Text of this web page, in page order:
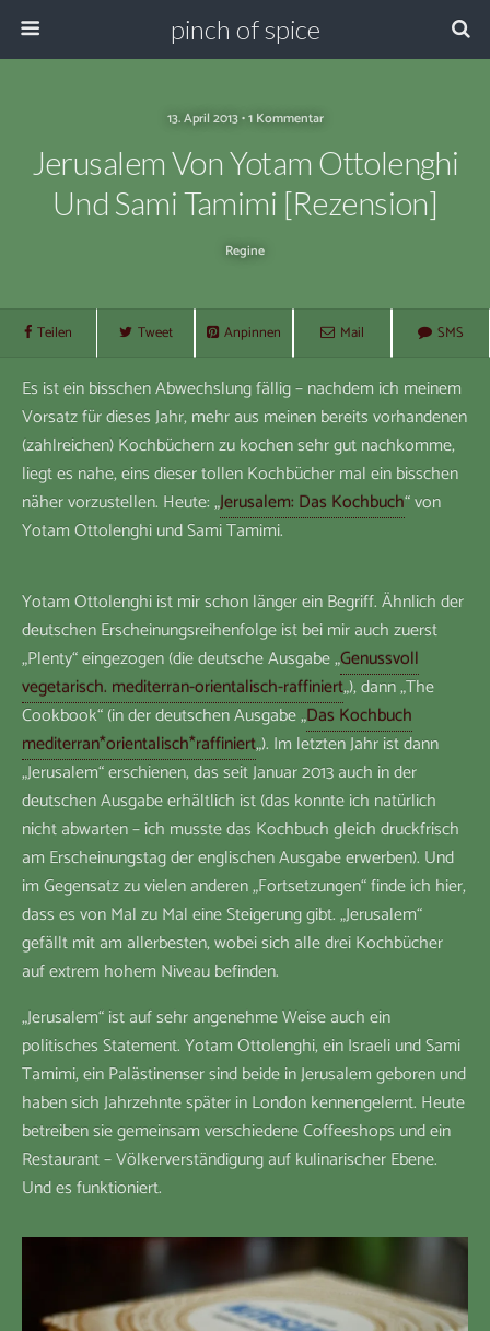
pinch of spice
13. April 2013 • 1 Kommentar
Jerusalem Von Yotam Ottolenghi
Und Sami Tamimi [Rezension]
Regine
Teilen Tweet Anpinnen Mail SMS
Es ist ein bisschen Abwechslung fällig – nachdem ich meinem
Vorsatz für dieses Jahr, mehr aus meinen bereits vorhandenen
(zahlreichen) Kochbüchern zu kochen sehr gut nachkomme,
liegt es nahe, eins dieser tollen Kochbücher mal ein bisschen
näher vorzustellen. Heute: „Jerusalem: Das Kochbuch“ von
Yotam Ottolenghi und Sami Tamimi.
Yotam Ottolenghi ist mir schon länger ein Begriff. Ähnlich der
deutschen Erscheinungsreihenfolge ist bei mir auch zuerst
„Plenty“ eingezogen (die deutsche Ausgabe „Genussvoll
vegetarisch. mediterran-orientalisch-raffiniert„), dann „The
Cookbook“ (in der deutschen Ausgabe „Das Kochbuch
mediterran*orientalisch*raffiniert„). Im letzten Jahr ist dann
„Jerusalem“ erschienen, das seit Januar 2013 auch in der
deutschen Ausgabe erhältlich ist (das konnte ich natürlich
nicht abwarten – ich musste das Kochbuch gleich druckfrisch
am Erscheinungstag der englischen Ausgabe erwerben). Und
im Gegensatz zu vielen anderen „Fortsetzungen“ finde ich hier,
dass es von Mal zu Mal eine Steigerung gibt. „Jerusalem“
gefällt mit am allerbesten, wobei sich alle drei Kochbücher
auf extrem hohem Niveau befinden.
„Jerusalem“ ist auf sehr angenehme Weise auch ein
politisches Statement. Yotam Ottolenghi, ein Israeli und Sami
Tamimi, ein Palästinenser sind beide in Jerusalem geboren und
haben sich Jahrzehnte später in London kennengelernt. Heute
betreiben sie gemeinsam verschiedene Coffeeshops und ein
Restaurant – Völkerverständigung auf kulinarischer Ebene.
Und es funktioniert.